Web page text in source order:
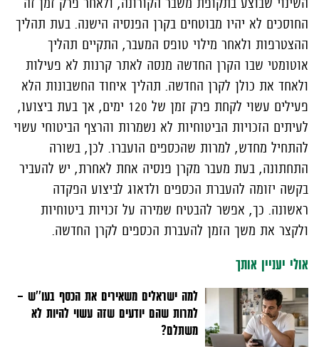
החוסכים לא יהיו מבוטחים בקרן הפנסיה הישנה. בעת תהליך
ההצטרפות ולאחר מילוי טופס המעבר, התקיים תהליך
אוטומטי שבו הקרן החדשה מנסה לאתר קרנות לא פעילות
ולאחד את כולן לקרן החדשה. תהליך איחוד החשבונות הלא
פעילים עשוי לקחת פרק זמן של 120 ימים, אך בעת ביצועו,
לעיתים הזכויות הביטוחיות לא נשמרות והרצף הביטוחי עשוי
להתחיל מחדש, למרות שהכספים הועברו. לכן, בשורה
התחתונה, בעת מעבר מקרן פנסיה אחת לאחרת, יש להעביר
בקשה יזומה להעברת הכספים ולדאוג לביצוע הפקדה
ראשונה. כך, אפשר להבטיח שמירה על זכויות ביטוחיות
ולקצר את משך הזמן להעברת הכספים לקרן החדשה.
אולי יעניין אותך
למה ישראלים משאירים את הכסף בעו''ש –
למרות שהם יודעים שזה עשוי להיות לא
משתלם?